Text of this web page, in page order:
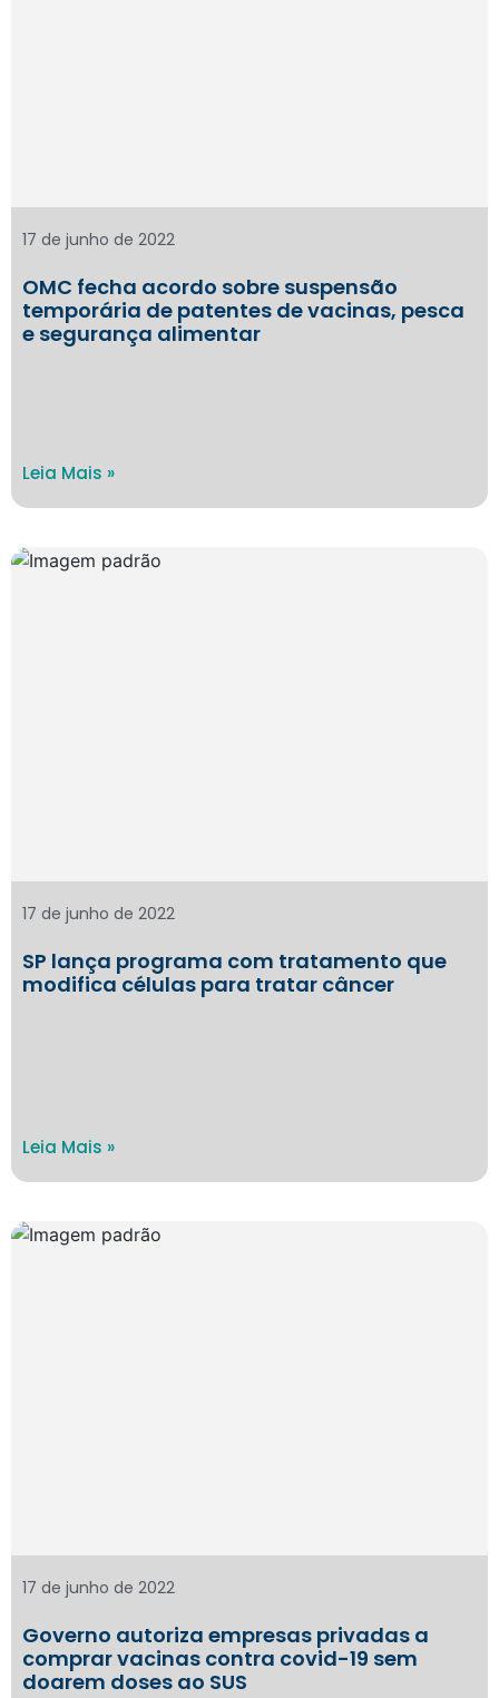
OMC fecha acordo sobre suspensão
temporária de patentes de vacinas, pesca
e segurança alimentar
17 de junho de 2022
Leia Mais »
SP lança programa com tratamento que
modifica células para tratar câncer
17 de junho de 2022
Leia Mais »
Governo autoriza empresas privadas a
comprar vacinas contra covid-19 sem
doarem doses ao SUS
17 de junho de 2022